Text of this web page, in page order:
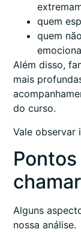
quem
quem
Além disso,
mais
do curso.
Vale observar
Alguns
nossa análise.